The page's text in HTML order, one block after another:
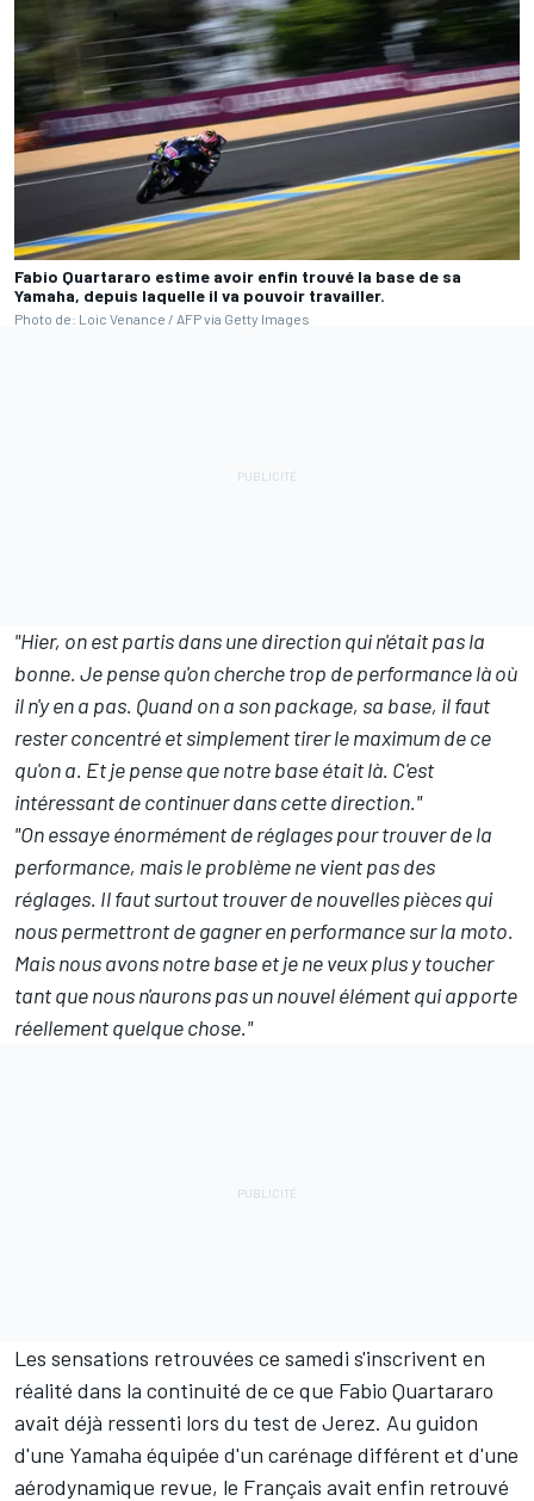
Fabio Quartararo estime avoir enfin trouvé la base de sa
Yamaha, depuis laquelle il va pouvoir travailler.
Photo de: Loic Venance / AFP via Getty Images
"Hier, on est partis dans une direction qui n'était pas la
bonne. Je pense qu'on cherche trop de performance là où
il n'y en a pas. Quand on a son package, sa base, il faut
rester concentré et simplement tirer le maximum de ce
qu'on a. Et je pense que notre base était là. C'est
intéressant de continuer dans cette direction."
"On essaye énormément de réglages pour trouver de la
performance, mais le problème ne vient pas des
réglages. Il faut surtout trouver de nouvelles pièces qui
nous permettront de gagner en performance sur la moto.
Mais nous avons notre base et je ne veux plus y toucher
tant que nous n'aurons pas un nouvel élément qui apporte
réellement quelque chose."
Les sensations retrouvées ce samedi s'inscrivent en
réalité dans la continuité de ce que Fabio Quartararo
avait déjà ressenti lors du test de Jerez. Au guidon
d'une Yamaha équipée d'un carénage différent et d'une
aérodynamique revue, le Français avait enfin retrouvé